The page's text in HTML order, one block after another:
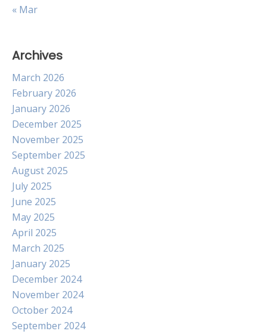
« Mar
Archives
March 2026
February 2026
January 2026
December 2025
November 2025
September 2025
August 2025
July 2025
June 2025
May 2025
April 2025
March 2025
January 2025
December 2024
November 2024
October 2024
September 2024